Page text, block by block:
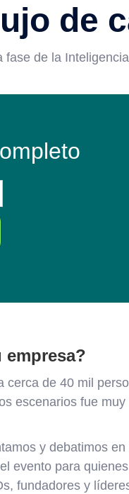
de
de la
empresa?
cerca de 40 mil
escenarios fue muy
y debatimos
evento para
fundadores y